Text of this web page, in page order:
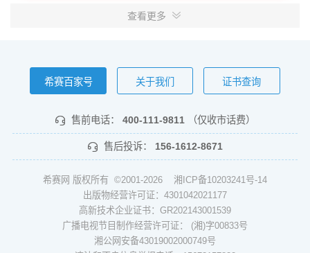
查看更多
希赛百家号 关于我们 证书查询
售前电话： 400-111-9811 （仅收市话费）
售后投诉： 156-1612-8671
希赛网 版权所有 ©2001-2026 湘ICP备10203241号-14
出版物经营许可证：4301042021177
高新技术企业证书：GR202143001539
广播电视节目制作经营许可证： (湘)字00833号
湘公网安备43019002000749号